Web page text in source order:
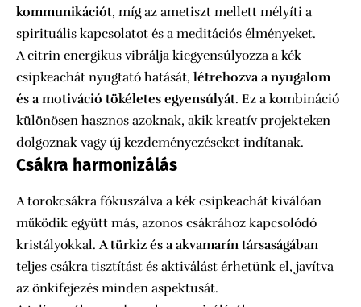
kommunikációt, míg az ametiszt mellett mélyíti a
spirituális kapcsolatot és a meditációs élményeket.
A citrin energikus vibrálja kiegyensúlyozza a kék
csipkeachát nyugtató hatását, létrehozva a nyugalom
és a motiváció tökéletes egyensúlyát. Ez a kombináció
különösen hasznos azoknak, akik kreatív projekteken
dolgoznak vagy új kezdeményezéseket indítanak.
Csákra harmonizálás
A torokcsákra fókuszálva a kék csipkeachát kiválóan
működik együtt más, azonos csákrához kapcsolódó
kristályokkal. A türkiz és a akvamarín társaságában
teljes csákra tisztítást és aktiválást érhetünk el, javítva
az önkifejezés minden aspektusát.